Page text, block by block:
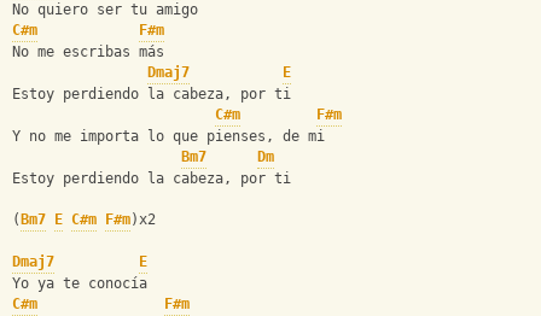
No quiero ser tu amigo
C#m
F#m
No me escribas más
Dmaj7
E
Estoy perdiendo la cabeza, por ti
C#m
F#m
Y no me importa lo que pienses, de mi
Bm7
Dm
Estoy perdiendo la cabeza, por ti
( Bm7 E C#m F#m)x2
Dmaj7
E
Yo ya te conocía
C#m
F#m